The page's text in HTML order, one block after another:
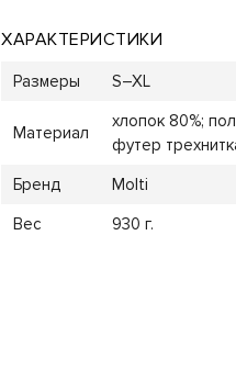
ХАРАКТЕРИСТИКИ
Размеры S–XL
Материал
хлопок 80%;
футер
Бренд
Molti
Вес
930 г.